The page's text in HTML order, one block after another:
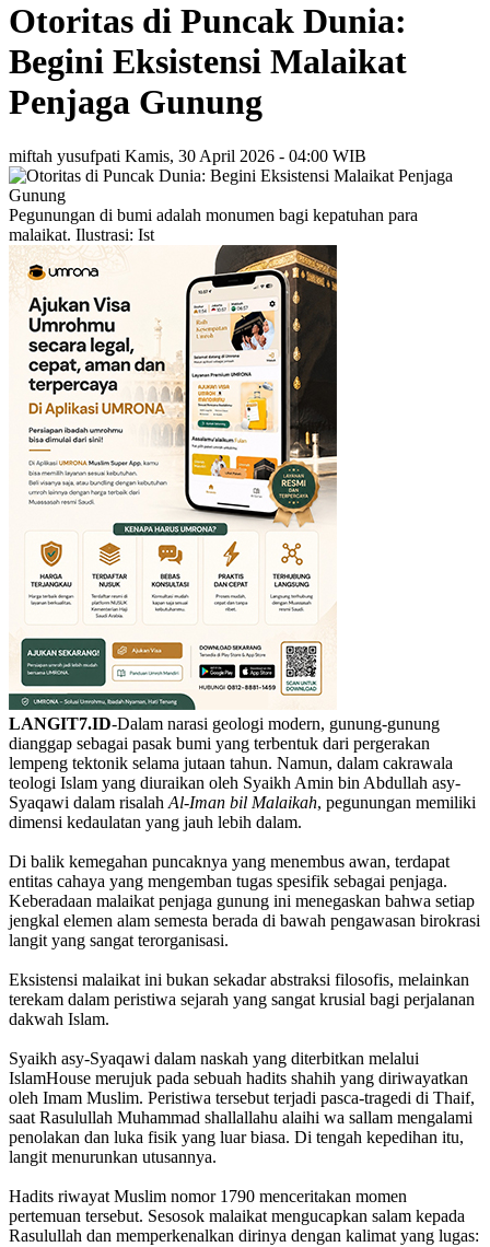
Otoritas di Puncak Dunia:
Begini Eksistensi Malaikat
Penjaga Gunung
miftah yusufpati Kamis, 30 April 2026 - 04:00 WIB
Pegunungan di bumi adalah monumen bagi kepatuhan para
malaikat. Ilustrasi: Ist
LANGIT7.ID-Dalam narasi geologi modern, gunung-gunung
dianggap sebagai pasak bumi yang terbentuk dari pergerakan
lempeng tektonik selama jutaan tahun. Namun, dalam cakrawala
teologi Islam yang diuraikan oleh Syaikh Amin bin Abdullah asy-
Syaqawi dalam risalah Al-Iman bil Malaikah, pegunungan memiliki
dimensi kedaulatan yang jauh lebih dalam.
Di balik kemegahan puncaknya yang menembus awan, terdapat
entitas cahaya yang mengemban tugas spesifik sebagai penjaga.
Keberadaan malaikat penjaga gunung ini menegaskan bahwa setiap
jengkal elemen alam semesta berada di bawah pengawasan birokrasi
langit yang sangat terorganisasi.
Eksistensi malaikat ini bukan sekadar abstraksi filosofis, melainkan
terekam dalam peristiwa sejarah yang sangat krusial bagi perjalanan
dakwah Islam.
Syaikh asy-Syaqawi dalam naskah yang diterbitkan melalui
IslamHouse merujuk pada sebuah hadits shahih yang diriwayatkan
oleh Imam Muslim. Peristiwa tersebut terjadi pasca-tragedi di Thaif,
saat Rasulullah Muhammad shallallahu alaihi wa sallam mengalami
penolakan dan luka fisik yang luar biasa. Di tengah kepedihan itu,
langit menurunkan utusannya.
Hadits riwayat Muslim nomor 1790 menceritakan momen
pertemuan tersebut. Sesosok malaikat mengucapkan salam kepada
Rasulullah dan memperkenalkan dirinya dengan kalimat yang lugas: